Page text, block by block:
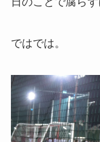
ではでは。